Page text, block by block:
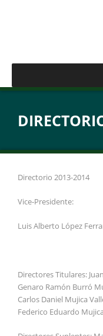
Directorio 2013-2014
Vice-Presidente:
Luis Alberto López
Directores Titulares:
Genaro Ramón Burró
Carlos Daniel Mujica
Federico Eduardo